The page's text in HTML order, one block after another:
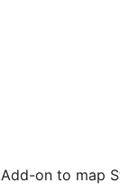
Add-on to map